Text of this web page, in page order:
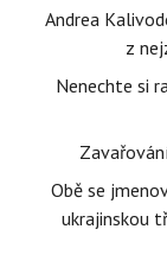
Andrea
z
Nenechte si
Obě se
ukrajinskou